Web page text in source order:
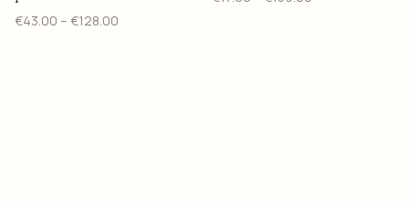
€43.00 – €128.00